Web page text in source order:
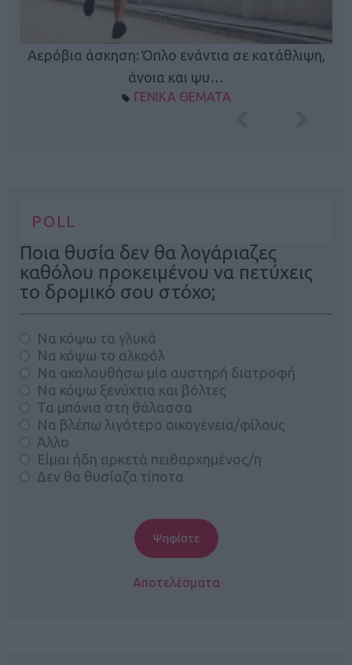
Αερόβια άσκηση: Όπλο ενάντια σε κατάθλιψη,
άνοια και ψυ…
ΓΕΝΙΚΑ ΘΕΜΑΤΑ
POLL
Ποια θυσία δεν θα λογάριαζες
καθόλου προκειμένου να πετύχεις
το δρομικό σου στόχο;
Να κόψω τα γλυκά
Να κόψω το αλκοόλ
Να ακολουθήσω μία αυστηρή διατροφή
Να κόψω ξενύχτια και βόλτες
Τα μπάνια στη θάλασσα
Να βλέπω λιγότερο οικογένεια/φίλους
Άλλο
Είμαι ήδη αρκετά πειθαρχημένος/η
Δεν θα θυσίαζα τίποτα
Αποτελέσματα